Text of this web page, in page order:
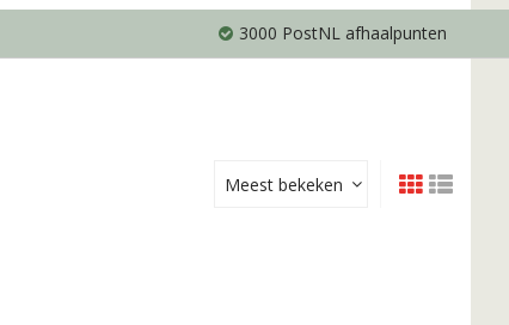
3000 PostNL afhaalpunten
Meest bekeken